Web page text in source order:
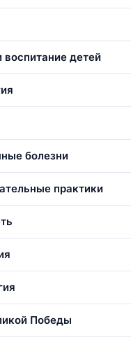
воспитание детей
болезни
практики
Победы